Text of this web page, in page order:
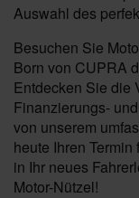
Auswahl des
Besuchen Sie
Born von CUPRA
Entdecken Sie die
Finanzierungs-
von unserem
heute Ihren
in Ihr neues
Motor-Nützel!